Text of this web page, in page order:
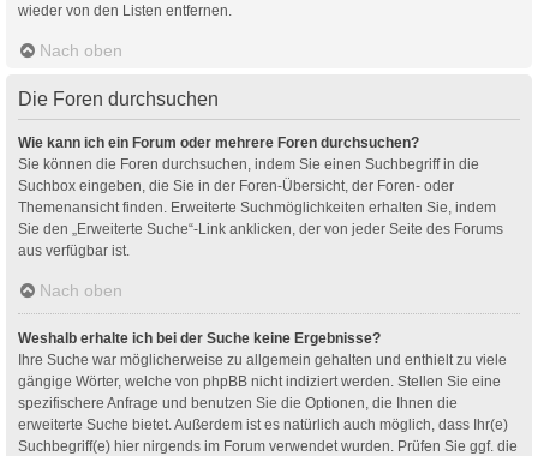
wieder von den Listen entfernen.
Nach oben
Die Foren durchsuchen
Wie kann ich ein Forum oder mehrere Foren durchsuchen?
Sie können die Foren durchsuchen, indem Sie einen Suchbegriff in die
Suchbox eingeben, die Sie in der Foren-Übersicht, der Foren- oder
Themenansicht finden. Erweiterte Suchmöglichkeiten erhalten Sie, indem
Sie den „Erweiterte Suche“-Link anklicken, der von jeder Seite des Forums
aus verfügbar ist.
Nach oben
Weshalb erhalte ich bei der Suche keine Ergebnisse?
Ihre Suche war möglicherweise zu allgemein gehalten und enthielt zu viele
gängige Wörter, welche von phpBB nicht indiziert werden. Stellen Sie eine
spezifischere Anfrage und benutzen Sie die Optionen, die Ihnen die
erweiterte Suche bietet. Außerdem ist es natürlich auch möglich, dass Ihr(e)
Suchbegriff(e) hier nirgends im Forum verwendet wurden. Prüfen Sie ggf. die